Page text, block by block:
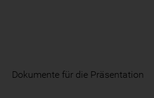
Dokumente für die Präsentation